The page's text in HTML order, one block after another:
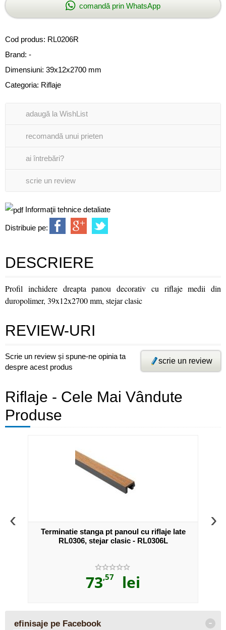
comandă prin WhatsApp
Cod produs: RL0206R
Brand: -
Dimensiuni: 39x12x2700 mm
Categoria: Riflaje
adaugă la WishList
recomandă unui prieten
ai întrebări?
scrie un review
Informaţii tehnice detaliate
Distribuie pe:
DESCRIERE
Profil inchidere dreapta panou decorativ cu riflaje medii din
duropolimer, 39x12x2700 mm, stejar clasic
REVIEW-URI
Scrie un review și spune-ne opinia ta
despre acest produs
scrie un review
Riflaje - Cele Mai Vândute
Produse
‹
Terminatie stanga pt panoul cu riflaje late
RL0306, stejar clasic - RL0306L
73,57 lei
›
efinisaje pe Facebook -